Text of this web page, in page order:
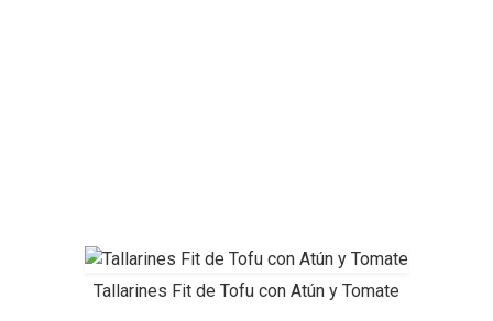
Tallarines Fit de Tofu con Atún y Tomate